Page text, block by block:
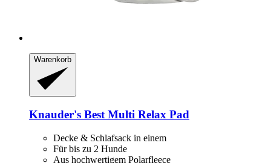
Warenkorb
Knauder's Best Multi Relax Pad
Decke & Schlafsack in einem
Für bis zu 2 Hunde
Aus hochwertigem Polarfleece